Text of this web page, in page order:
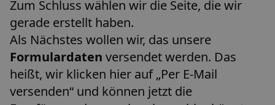
Zum Schluss wählen wir die Seite, die wir
gerade erstellt haben.
Als Nächstes wollen wir, das unsere
Formulardaten versendet werden. Das
heißt, wir klicken hier auf „Per E-Mail
versenden“ und können jetzt die